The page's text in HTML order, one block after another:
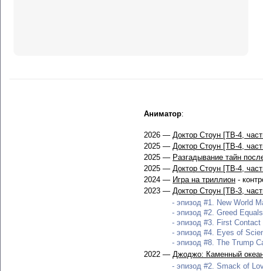
Аниматор:
2026 — Доктор Стоун [ТВ-4,
2025 — Доктор Стоун [ТВ-4,
2025 — Разгадывание тайн
2025 — Доктор Стоун [ТВ-4,
2024 — Игра на триллион -
2023 — Доктор Стоун [ТВ-3,
- эпизод #1. New World
- эпизод #2. Greed
- эпизод #3. First Contact
- эпизод #4. Eyes of
- эпизод #8. The Trump
2022 — Джоджо: Каменный
- эпизод #2. Smack of